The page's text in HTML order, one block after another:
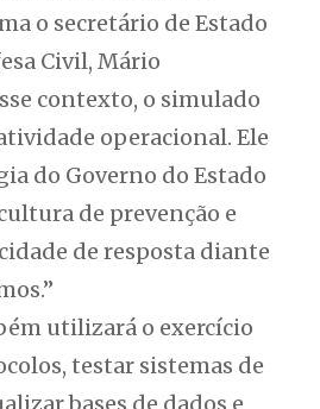
o secretário de Estado
Civil, Mário
contexto, o simulado
operacional. Ele
do Governo do Estado
de prevenção e
de resposta diante
utilizará o exercício
testar sistemas de